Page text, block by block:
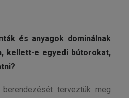
és anyagok dominálnak
kellett-e egyedi bútorokat,
terveztük meg